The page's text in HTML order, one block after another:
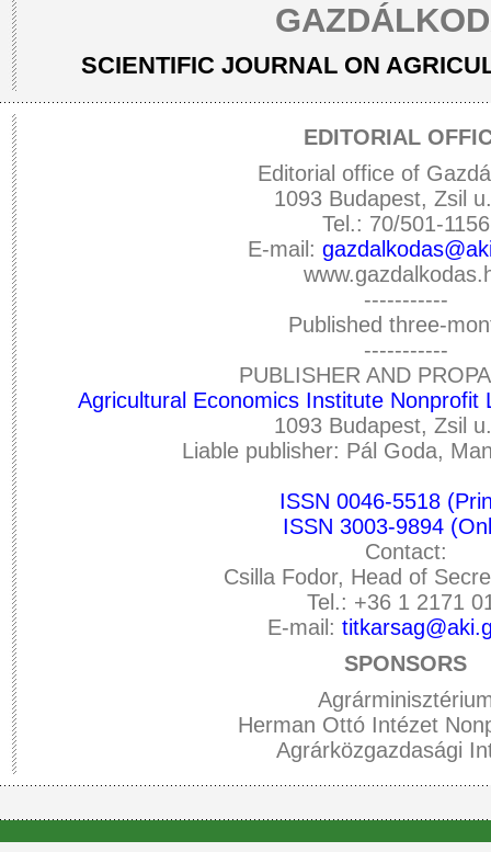
SCIENTIFIC JOURNAL ON
EDITORIAL
Editorial office of
1093 Budapest, Zsil
Tel.: 70/501-1156
E-mail:
-----------
Published three-
-----------
PUBLISHER AND
Agricultural Economics Institute Nonprofit
1093 Budapest, Zsil
Liable publisher: Pál Goda,
ISSN 0046-5518
ISSN 3003-9894
Contact:
Csilla Fodor, Head of
Tel.: +36 1 2171
E-mail:
SPONSORS
Herman Ottó Intézet
Agrárközgazdasági